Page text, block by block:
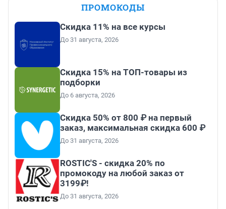
ПРОМОКОДЫ
Скидка 11% на все курсы
До 31 августа, 2026
Скидка 15% на ТОП-товары из
подборки
До 6 августа, 2026
Скидка 50% от 800 ₽ на первый
заказ, максимальная скидка 600 ₽
До 31 августа, 2026
ROSTIC'S - скидка 20% по
промокоду на любой заказ от
3199₽!
До 31 августа, 2026